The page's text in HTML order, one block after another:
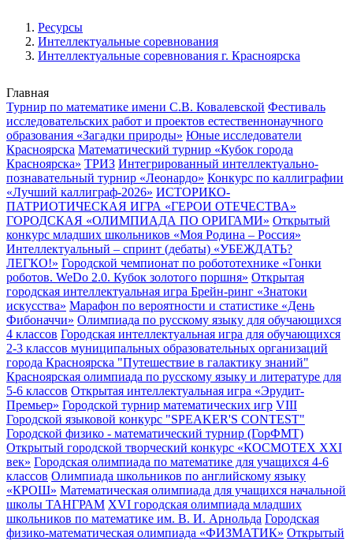
Ресурсы
Интеллектуальные соревнования
Интеллектуальные соревнования г. Красноярска
Главная
Турнир по математике имени С.В. Ковалевской Фестиваль
исследовательских работ и проектов естественнонаучного
образования «Загадки природы» Юные исследователи
Красноярска Математический турнир «Кубок города
Красноярска» ТРИЗ Интегрированный интеллектуально-
познавательный турнир «Леонардо» Конкурс по каллиграфии
«Лучший каллиграф-2026» ИСТОРИКО-
ПАТРИОТИЧЕСКАЯ ИГРА «ГЕРОИ ОТЕЧЕСТВА»
ГОРОДСКАЯ «ОЛИМПИАДА ПО ОРИГАМИ» Открытый
конкурс младших школьников «Моя Родина – Россия»
Интеллектуальный – спринт (дебаты) «УБЕЖДАТЬ?
ЛЕГКО!» Городской чемпионат по робототехнике «Гонки
роботов. WeDo 2.0. Кубок золотого поршня» Открытая
городская интеллектуальная игра Брейн-ринг «Знатоки
искусства» Марафон по вероятности и статистике «День
Фибоначчи» Олимпиада по русскому языку для обучающихся
4 классов Городская интеллектуальная игра для обучающихся
2-3 классов муниципальных образовательных организаций
города Красноярска "Путешествие в галактику знаний"
Красноярская олимпиада по русскому языку и литературе для
5-6 классов Открытая интеллектуальная игра «Эрудит-
Премьер» Городской турнир математических игр VIII
Городской языковой конкурс "SPEAKER'S CONTEST"
Городской физико - математический турнир (ГорФМТ)
Открытый городской творческий конкурс «КОСМОТЕХ XXI
век» Городская олимпиада по математике для учащихся 4-6
классов Олимпиада школьников по английскому языку
«КРОШ» Математическая олимпиада для учащихся начальной
школы ТАНГРАМ XVI городская олимпиада младших
школьников по математике им. В. И. Арнольда Городская
физико-математическая олимпиада «ФИЗМАТИК» Открытый